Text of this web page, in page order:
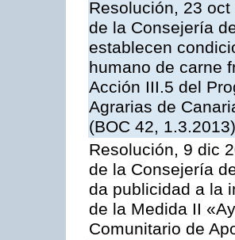
Resolución, 23
de la Consejería
establecen
humano de carne
Acción III.5 del
Agrarias de
(BOC 42, 1.3.2013)
Resolución, 9 dic
de la Consejería
da publicidad a la
de la Medida II
Comunitario de